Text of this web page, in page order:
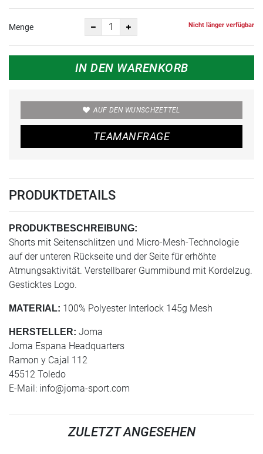
Menge Nicht länger verfügbar
IN DEN WARENKORB
AUF DEN WUNSCHZETTEL
TEAMANFRAGE
PRODUKTDETAILS
PRODUKTBESCHREIBUNG:
Shorts mit Seitenschlitzen und Micro-Mesh-Technologie
auf der unteren Rückseite und der Seite für erhöhte
Atmungsaktivität. Verstellbarer Gummibund mit Kordelzug.
Gesticktes Logo.
MATERIAL: 100% Polyester Interlock 145g Mesh
HERSTELLER: Joma
Joma Espana Headquarters
Ramon y Cajal 112
45512 Toledo
E-Mail: info@joma-sport.com
ZULETZT ANGESEHEN